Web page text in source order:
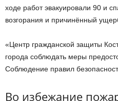
ходе работ эвакуировали 90 и
возгорания и причинённый
«Центр гражданской защиты
города соблюдать меры
Соблюдение правил
Во избежание